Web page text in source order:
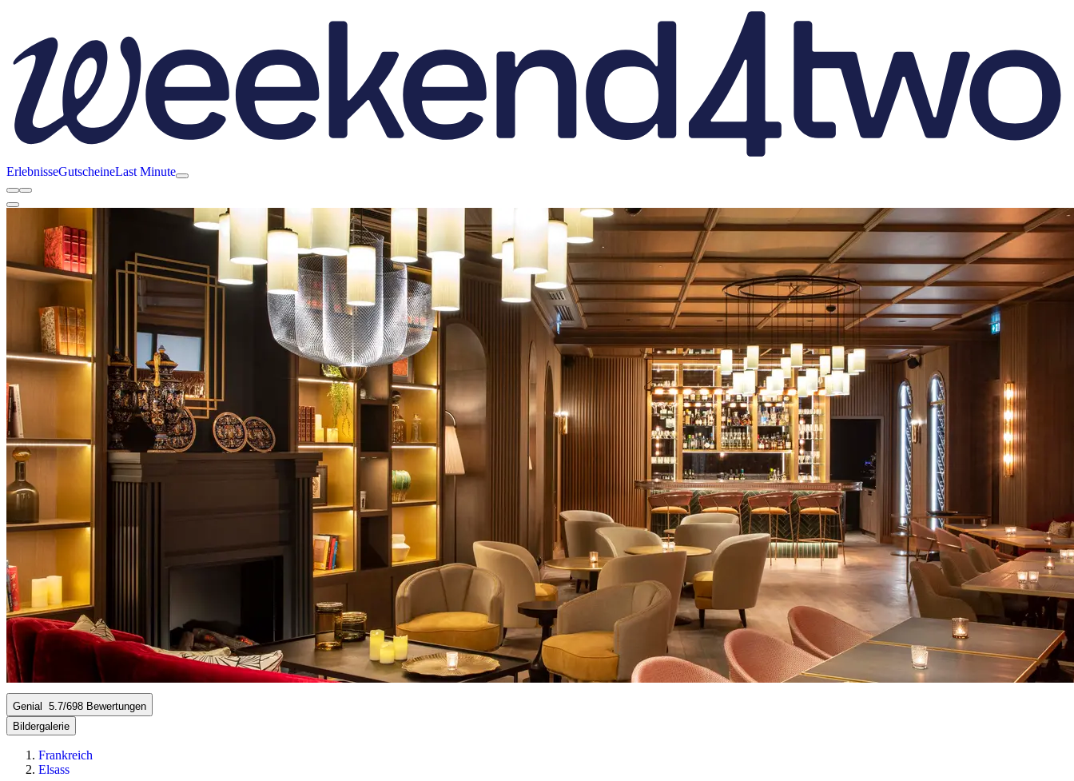
ErlebnisseGutscheineLast Minute
Genial 5.7/698 Bewertungen
Bildergalerie
Frankreich
Elsass